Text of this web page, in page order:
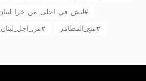
ليش_في_احلى_من_خرا_لبنان#
من_اجل_لبنان_جديد# منع_المطامر#